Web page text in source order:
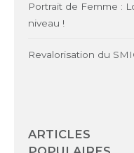
Portrait de Femme :
niveau !
Revalorisation du
ARTICLES